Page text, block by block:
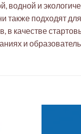
водной и
также подходят
в качестве
и